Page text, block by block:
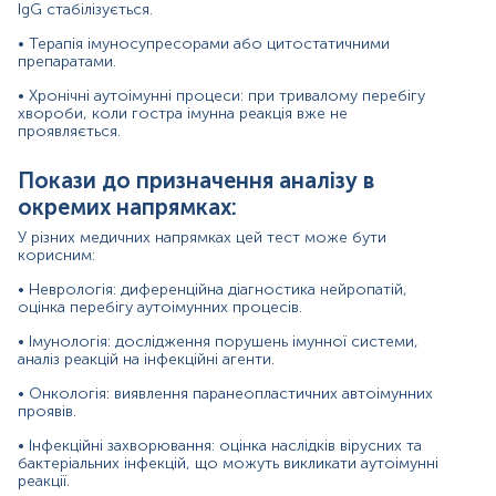
• Особливості індивідуальної імунної відповіді
Матеріал
сироватка крові
* Одиниці вимірювання, референтні значення та діапазон
вимірювань можуть змінюватися у відповідності до зміни
тест-систем.
Вранці натщесерце або через 4-5 годин після
останнього вживання їжі.
Незадовго до взяття крові рекомендовано
Виключити вплив фізичного навантаження і
IgG стабілізується.
• Терапія імуносупресорами або цитостатичними
препаратами.
• Хронічні аутоімунні процеси: при тривалому перебігу
хвороби, коли гостра імунна реакція вже не
проявляється.
Покази до призначення аналізу в
окремих напрямках:
У різних медичних напрямках цей тест може бути
корисним:
• Неврологія: диференційна діагностика нейропатій,
оцінка перебігу аутоімунних процесів.
• Імунологія: дослідження порушень імунної системи,
аналіз реакцій на інфекційні агенти.
• Онкологія: виявлення паранеопластичних автоімунних
проявів.
• Інфекційні захворювання: оцінка наслідків вірусних та
бактеріальних інфекцій, що можуть викликати аутоімунні
реакції.